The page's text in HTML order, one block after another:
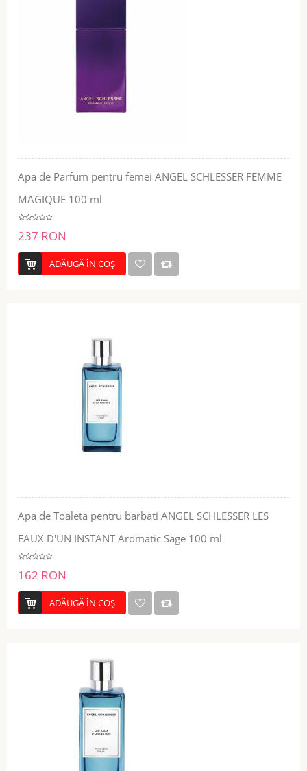
Apa de Parfum pentru femei ANGEL SCHLESSER FEMME
MAGIQUE 100 ml
237 RON
ADĂUGĂ ÎN COŞ
Apa de Toaleta pentru barbati ANGEL SCHLESSER LES
EAUX D'UN INSTANT Aromatic Sage 100 ml
162 RON
ADĂUGĂ ÎN COŞ